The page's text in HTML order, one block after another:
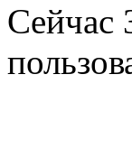
Сейчас